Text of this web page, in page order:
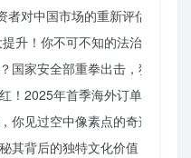
对中国市场的重新评估？
升！你不可不知的法治文明新
国家安全部重拳出击，犯罪团
！2025年首季海外订单激增，
你见过空中像素点的奇迹吗？
其背后的独特文化价值